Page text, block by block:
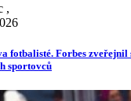
,
fotbalisté. Forbes zveřejnil
sportovců